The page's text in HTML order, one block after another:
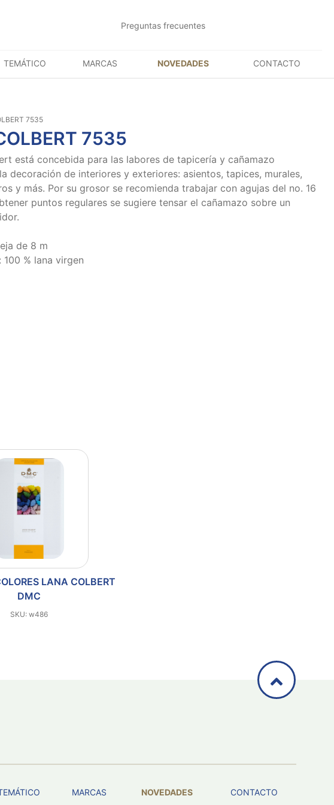
Preguntas frecuentes
TEMÁTICO MARCAS NOVEDADES CONTACTO
7535
7535
está concebida para las labores de tapicería y cañamazo
decoración de interiores y exteriores: asientos, tapices, murales,
y más. Por su grosor se recomienda trabajar con agujas del no. 16
puntos regulares se sugiere tensar el cañamazo sobre un
de 8 m
% lana virgen
LANA COLBERT
DMC
SKU: w486
MARCAS NOVEDADES CONTACTO